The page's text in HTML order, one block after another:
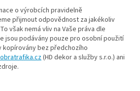
o výrobcích pravidelně
přijmout odpovědnost za jakékoliv
však nemá vliv na Vaše práva dle
jsou podávány pouze pro osobní použití
kopírovány bez předchozího
(HD dekor a služby s.r.o.) ani